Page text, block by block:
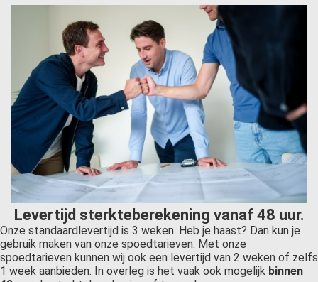
Levertijd sterkteberekening vanaf 48 uur.
Onze standaardlevertijd is 3 weken. Heb je haast? Dan kun je
gebruik maken van onze spoedtarieven. Met onze
spoedtarieven kunnen wij ook een levertijd van 2 weken of zelfs
1 week aanbieden. In overleg is het vaak ook mogelijk binnen